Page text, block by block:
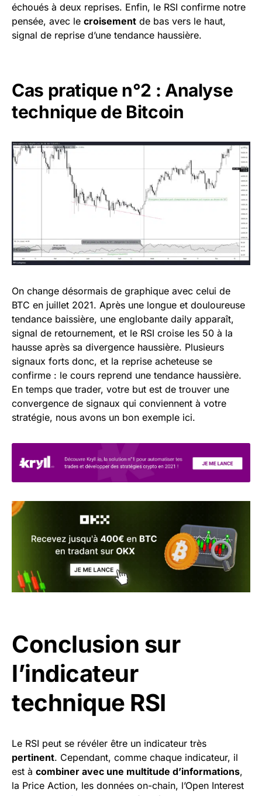
échoués à deux reprises. Enfin, le RSI confirme notre
pensée, avec le croisement de bas vers le haut,
signal de reprise d’une tendance haussière.
Cas pratique n°2 : Analyse
technique de Bitcoin
On change désormais de graphique avec celui de
BTC en juillet 2021. Après une longue et douloureuse
tendance baissière, une englobante daily apparaît,
signal de retournement, et le RSI croise les 50 à la
hausse après sa divergence haussière. Plusieurs
signaux forts donc, et la reprise acheteuse se
confirme : le cours reprend une tendance haussière.
En temps que trader, votre but est de trouver une
convergence de signaux qui conviennent à votre
stratégie, nous avons un bon exemple ici.
Conclusion sur
l’indicateur
technique RSI
Le RSI peut se révéler être un indicateur très
pertinent. Cependant, comme chaque indicateur, il
est à combiner avec une multitude d’informations,
la Price Action, les données on-chain, l’Open Interest